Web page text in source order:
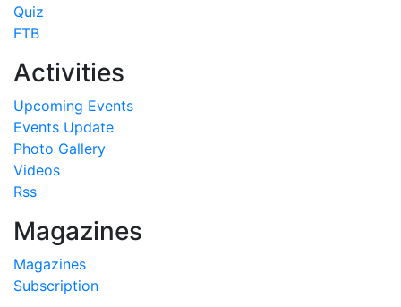
Quiz
FTB
Activities
Upcoming Events
Events Update
Photo Gallery
Videos
Rss
Magazines
Magazines
Subscription